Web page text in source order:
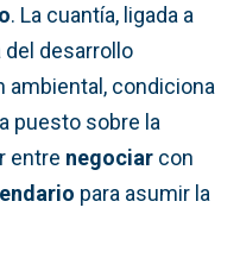
. La cuantía, ligada a
desarrollo
condiciona
puesto sobre la
entre negociar con
para asumir la